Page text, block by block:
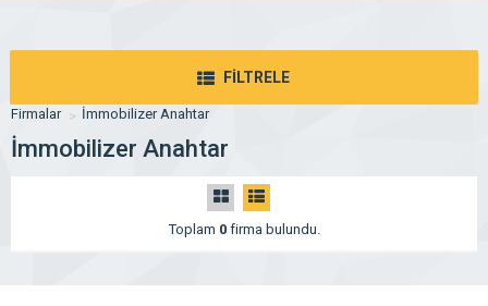
FİLTRELE
Firmalar İmmobilizer Anahtar
İmmobilizer Anahtar
Toplam 0firma bulundu.